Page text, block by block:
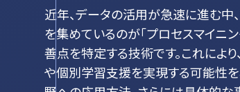
近年、データの活用が急速に進む中
を集めているのが「プロセスマイニ
善点を特定する技術です。これによ
や個別学習支援を実現する可能性